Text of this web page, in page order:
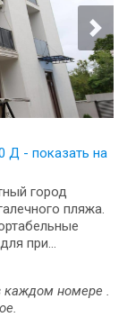
Д - показать на
город
пляжа.
при...
каждом номере .